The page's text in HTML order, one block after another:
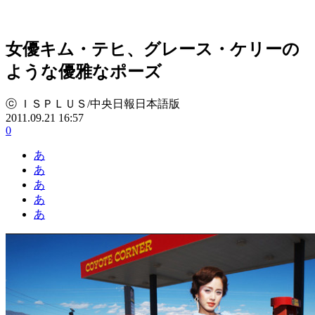
女優キム・テヒ、グレース・ケリーの
ような優雅なポーズ
ⓒ ＩＳＰＬＵＳ/中央日報日本語版
2011.09.21 16:57
0
あ
あ
あ
あ
あ